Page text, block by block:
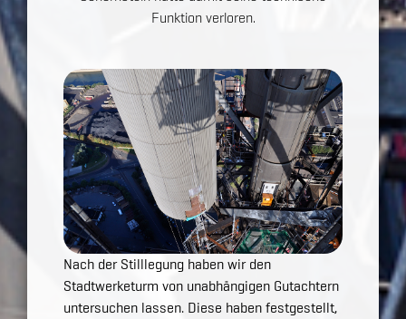
Funktion verloren.
Nach der Stilllegung haben wir den
Stadtwerketurm von unabhängigen Gutachtern
untersuchen lassen. Diese haben festgestellt,